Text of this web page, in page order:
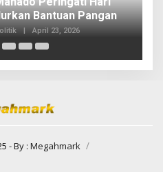
Bantuan Pangan
| April 23, 2026
- By : Megahmark